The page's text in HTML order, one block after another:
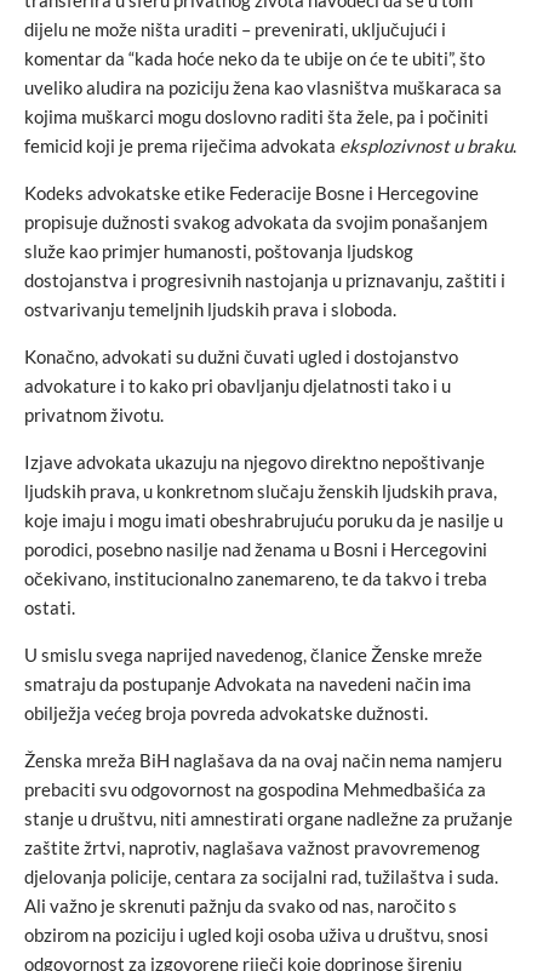
dijelu ne može ništa uraditi – prevenirati, uključujući i
komentar da “kada hoće neko da te ubije on će te ubiti”, što
uveliko aludira na poziciju žena kao vlasništva muškaraca sa
kojima muškarci mogu doslovno raditi šta žele, pa i počiniti
femicid koji je prema riječima advokata eksplozivnost u braku.
Kodeks advokatske etike Federacije Bosne i Hercegovine
propisuje dužnosti svakog advokata da svojim ponašanjem
služe kao primjer humanosti, poštovanja ljudskog
dostojanstva i progresivnih nastojanja u priznavanju, zaštiti i
ostvarivanju temeljnih ljudskih prava i sloboda.
Konačno, advokati su dužni čuvati ugled i dostojanstvo
advokature i to kako pri obavljanju djelatnosti tako i u
privatnom životu.
Izjave advokata ukazuju na njegovo direktno nepoštivanje
ljudskih prava, u konkretnom slučaju ženskih ljudskih prava,
koje imaju i mogu imati obeshrabrujuću poruku da je nasilje u
porodici, posebno nasilje nad ženama u Bosni i Hercegovini
očekivano, institucionalno zanemareno, te da takvo i treba
ostati.
U smislu svega naprijed navedenog, članice Ženske mreže
smatraju da postupanje Advokata na navedeni način ima
obilježja većeg broja povreda advokatske dužnosti.
Ženska mreža BiH naglašava da na ovaj način nema namjeru
prebaciti svu odgovornost na gospodina Mehmedbašića za
stanje u društvu, niti amnestirati organe nadležne za pružanje
zaštite žrtvi, naprotiv, naglašava važnost pravovremenog
djelovanja policije, centara za socijalni rad, tužilaštva i suda.
Ali važno je skrenuti pažnju da svako od nas, naročito s
obzirom na poziciju i ugled koji osoba uživa u društvu, snosi
odgovornost za izgovorene riječi koje doprinose širenju